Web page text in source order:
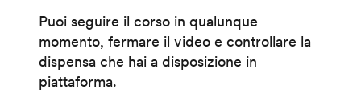
Puoi seguire il corso in qualunque
momento, fermare il video e controllare la
dispensa che hai a disposizione in
piattaforma.